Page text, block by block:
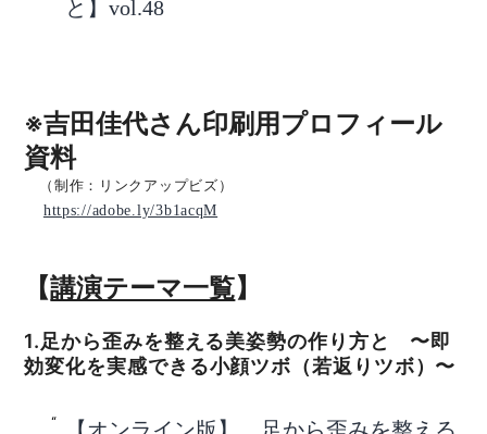
と】vol.48
※吉田佳代さん印刷用プロフィール
資料
（制作：リンクアップビズ）
https://adobe.ly/3b1acqM
【講演テーマ一覧】
1.足から歪みを整える美姿勢の作り方と 〜即
効変化を実感できる小顔ツボ（若返りツボ）〜